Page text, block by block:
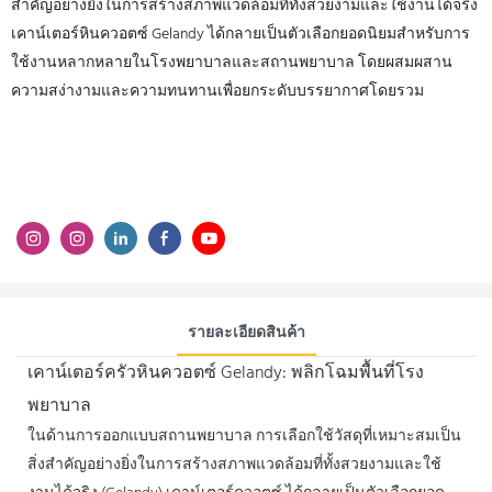
สำคัญอย่างยิ่งในการสร้างสภาพแวดล้อมที่ทั้งสวยงามและใช้งานได้จริง
เคาน์เตอร์หินควอตซ์ Gelandy ได้กลายเป็นตัวเลือกยอดนิยมสำหรับการ
ใช้งานหลากหลายในโรงพยาบาลและสถานพยาบาล โดยผสมผสาน
ความสง่างามและความทนทานเพื่อยกระดับบรรยากาศโดยรวม
รายละเอียดสินค้า
เคาน์เตอร์ครัวหินควอตซ์ Gelandy: พลิกโฉมพื้นที่โรง
พยาบาล
ในด้านการออกแบบสถานพยาบาล การเลือกใช้วัสดุที่เหมาะสมเป็น
สิ่งสำคัญอย่างยิ่งในการสร้างสภาพแวดล้อมที่ทั้งสวยงามและใช้